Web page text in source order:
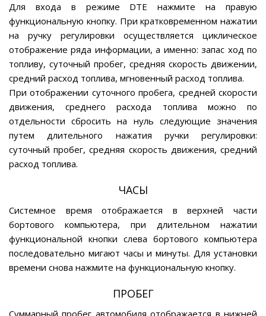
Для входа в режиме DТЕ нажмите на правую
функциональную кнопку. При кратковременном нажатии
на ручку регулировки осуществляется циклическое
отображение ряда информации, а именно: запас ход по
топливу, суточный пробег, средняя скорость движении,
средний расход топлива, мгновенный расход топлива.
При отображении суточного пробега, средней скорости
движения, среднего расхода топлива можно по
отдельности сбросить на нуль следующие значения
путем длительного нажатия ручки регулировки:
суточный пробег, средняя скорость движения, средний
расход топлива.
ЧАСЫ
Системное время отображается в верхней части
бортового компьютера, при длительном нажатии
функциональной кнопки слева бортового компьютера
последовательно мигают часы и минуты. Для установки
времени снова нажмите на функциональную кнопку.
ПРОБЕГ
Суммарный пробег автомобиля отображается в нижней